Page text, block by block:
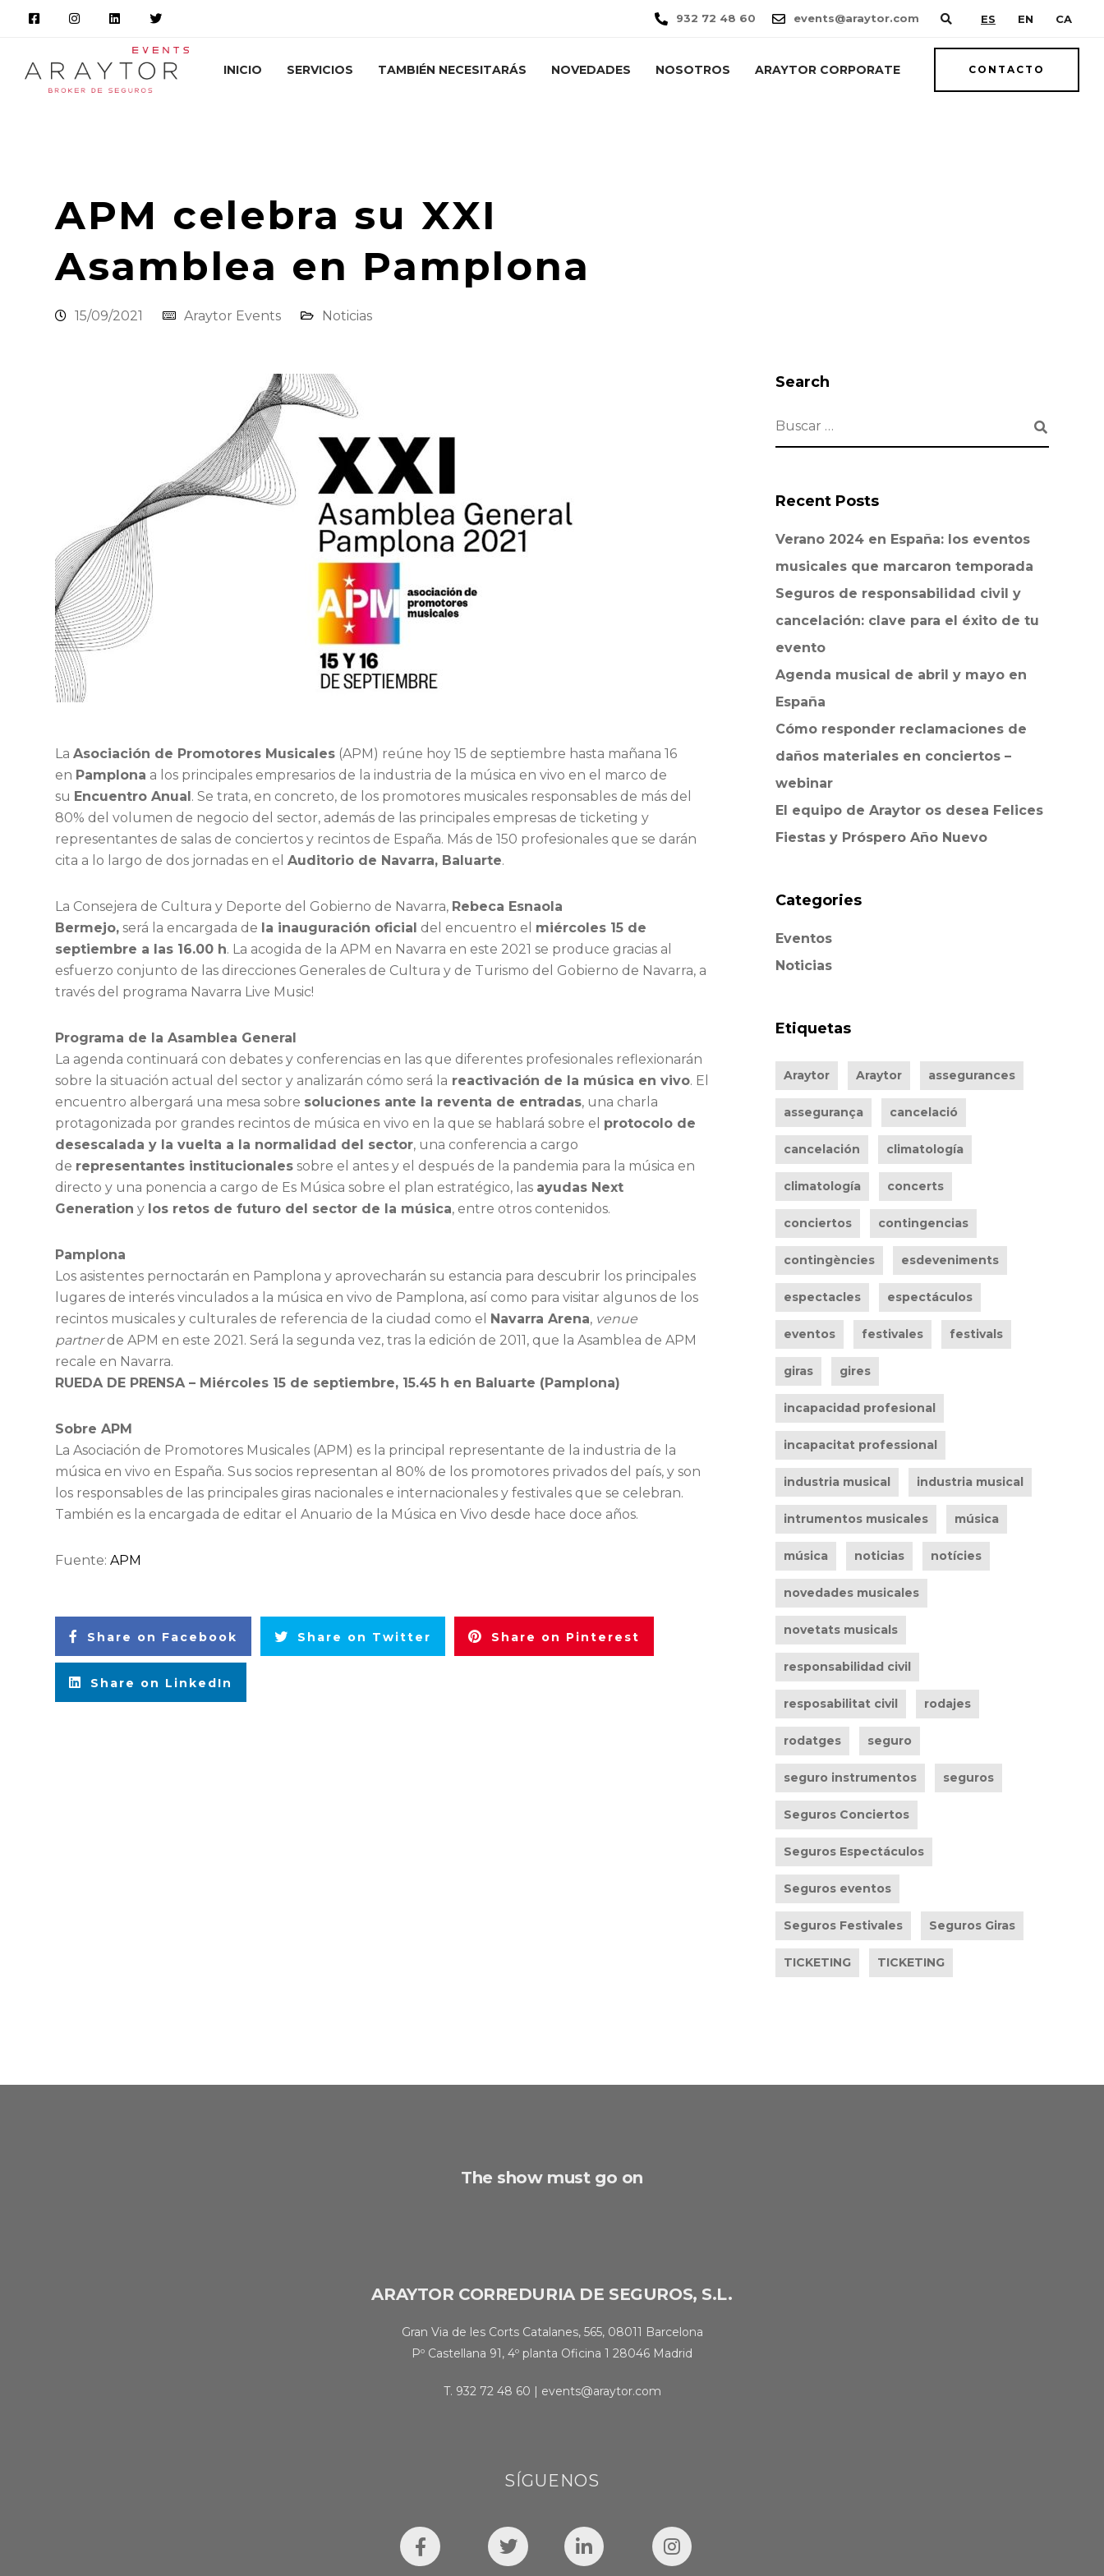
932 72 48 60 events@araytor.com CA
EN
ES
INICIO SERVICIOS TAMBIÉN NECESITARÁS NOVEDADES NOSOTROS ARAYTOR CORPORATE CONTACTO
APM celebra su XXI
Asamblea en Pamplona
15/09/2021 Araytor Events Noticias
La Asociación de Promotores Musicales (APM) reúne hoy 15 de septiembre hasta mañana 16
en Pamplona a los principales empresarios de la industria de la música en vivo en el marco de
su Encuentro Anual. Se trata, en concreto, de los promotores musicales responsables de más del
80% del volumen de negocio del sector, además de las principales empresas de ticketing y
representantes de salas de conciertos y recintos de España. Más de 150 profesionales que se darán
cita a lo largo de dos jornadas en el Auditorio de Navarra, Baluarte.
La Consejera de Cultura y Deporte del Gobierno de Navarra, Rebeca Esnaola
Bermejo, será la encargada de la inauguración oficial del encuentro el miércoles 15 de
septiembre a las 16.00 h. La acogida de la APM en Navarra en este 2021 se produce gracias al
esfuerzo conjunto de las direcciones Generales de Cultura y de Turismo del Gobierno de Navarra, a
través del programa Navarra Live Music!
Programa de la Asamblea General
La agenda continuará con debates y conferencias en las que diferentes profesionales reflexionarán
sobre la situación actual del sector y analizarán cómo será la reactivación de la música en vivo. El
encuentro albergará una mesa sobre soluciones ante la reventa de entradas, una charla
protagonizada por grandes recintos de música en vivo en la que se hablará sobre el protocolo de
desescalada y la vuelta a la normalidad del sector, una conferencia a cargo
de representantes institucionales sobre el antes y el después de la pandemia para la música en
directo y una ponencia a cargo de Es Música sobre el plan estratégico, las ayudas Next
Generation y los retos de futuro del sector de la música, entre otros contenidos.
Pamplona
Los asistentes pernoctarán en Pamplona y aprovecharán su estancia para descubrir los principales
lugares de interés vinculados a la música en vivo de Pamplona, así como para visitar algunos de los
recintos musicales y culturales de referencia de la ciudad como el Navarra Arena, venue
partnerde APM en este 2021. Será la segunda vez, tras la edición de 2011, que la Asamblea de APM
recale en Navarra.
RUEDA DE PRENSA – Miércoles 15 de septiembre, 15.45 h en Baluarte (Pamplona)
Sobre APM
La Asociación de Promotores Musicales (APM) es la principal representante de la industria de la
música en vivo en España. Sus socios representan al 80% de los promotores privados del país, y son
los responsables de las principales giras nacionales e internacionales y festivales que se celebran.
También es la encargada de editar el Anuario de la Música en Vivo desde hace doce años.
Fuente: APM
Share on Facebook Share on Twitter Share on Pinterest
Share on LinkedIn
Search
Recent Posts
Verano 2024 en España: los eventos
musicales que marcaron temporada
Seguros de responsabilidad civil y
cancelación: clave para el éxito de tu
evento
Agenda musical de abril y mayo en
España
Cómo responder reclamaciones de
daños materiales en conciertos –
webinar
El equipo de Araytor os desea Felices
Fiestas y Próspero Año Nuevo
Categories
Eventos
Noticias
Etiquetas
Araytor Araytor assegurances
assegurança cancelació
cancelación climatología
climatología concerts
conciertos contingencias
contingències esdeveniments
espectacles espectáculos
eventos festivales festivals
giras gires
incapacidad profesional
incapacitat professional
industria musical industria musical
intrumentos musicales música
música noticias notícies
novedades musicales
novetats musicals
responsabilidad civil
resposabilitat civil rodajes
rodatges seguro
seguro instrumentos seguros
Seguros Conciertos
Seguros Espectáculos
Seguros eventos
Seguros Festivales Seguros Giras
TICKETING TICKETING
The show must go on
ARAYTOR CORREDURIA DE SEGUROS, S.L.
Gran Via de les Corts Catalanes, 565, 08011 Barcelona
Pº Castellana 91, 4º planta Oficina 1 28046 Madrid
T. 932 72 48 60 | events@araytor.com
SÍGUENOS